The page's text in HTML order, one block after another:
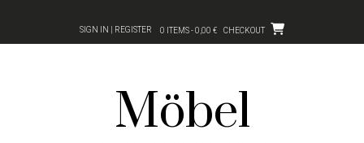
content
SIGN IN | REGISTER 0 ITEMS - 0,00 € CHECKOUT
Möbel